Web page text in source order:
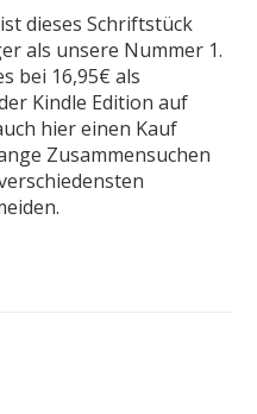
dieses Schriftstück
als unsere Nummer 1.
bei 16,95€ als
Kindle Edition auf
hier einen Kauf
Zusammensuchen